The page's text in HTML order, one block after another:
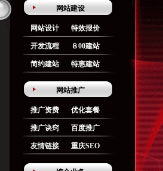
网站建设
网站设计 特效报价
开发流程 ８00建站
简约建站 特惠建站
网站推广
推广资费 优化套餐
推广诀窍 百度推广
友情链接 重庆SEO